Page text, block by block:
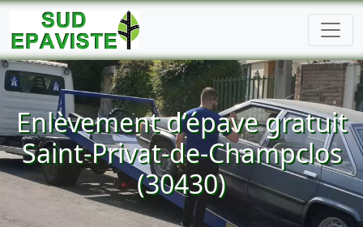
Enlèvement d’épave gratuit
Saint-Privat-de-Champclos
(30430)